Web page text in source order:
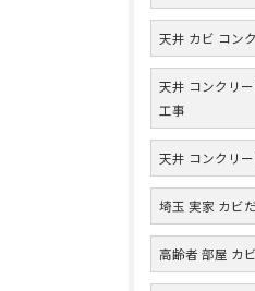
天井 カビ コン
天井 コンクリ
工事
天井 コンクリ
埼玉 実家 カビ
高齢者 部屋 カ